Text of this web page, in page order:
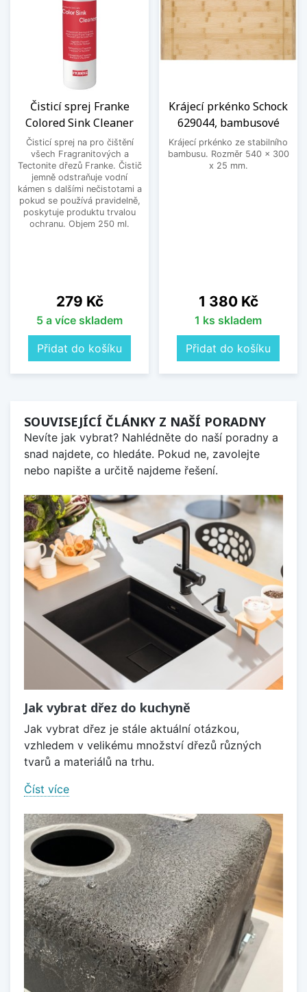
Čisticí sprej Franke
Colored Sink Cleaner
Čisticí sprej na pro čištění
všech Fragranitových a
Tectonite dřezů Franke. Čistič
jemně odstraňuje vodní
kámen s dalšími nečistotami a
pokud se používá pravidelně,
poskytuje produktu trvalou
ochranu. Objem 250 ml.
Cena
279 Kč
5 a více skladem
Přidat do košíku
Krájecí prkénko Schock
629044, bambusové
Krájecí prkénko ze stabilního
bambusu. Rozměr 540 x 300
x 25 mm.
Cena
1 380 Kč
1 ks skladem
Přidat do košíku
SOUVISEJÍCÍ ČLÁNKY Z NAŠÍ PORADNY
Nevíte jak vybrat? Nahlédněte do naší poradny a
snad najdete, co hledáte. Pokud ne, zavolejte
nebo napište a určitě najdeme řešení.
Jak vybrat dřez do kuchyně
Jak vybrat dřez je stále aktuální otázkou,
vzhledem v velikému množství dřezů různých
tvarů a materiálů na trhu.
Číst více